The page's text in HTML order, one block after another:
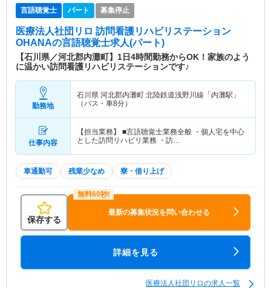
言語聴覚士 パート 募集停止
医療法人社団リロ 訪問看護リハビリステーション
OHANAの言語聴覚士求人(パート)
【石川県／河北郡内灘町】1日4時間勤務からOK！家族のよう
に温かい訪問看護リハビリステーションです♪
勤務地
石川県 河北郡内灘町 北陸鉄道浅野川線「内灘駅」
（バス・車8分）
仕事内容
【担当業務】 ■言語聴覚士業務全般 ・個人宅を中心
とした訪問リハビリ業務 ・訪…
車通勤可 残業少なめ 寮・借り上げ
保存する
最新の募集状況を問い合わせる
詳細を見る
医療法人社団リロの求人一覧